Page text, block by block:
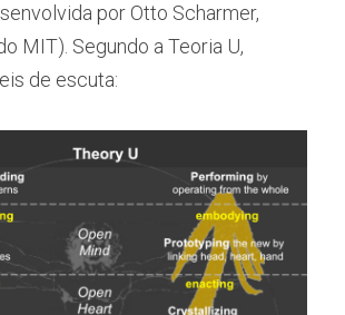
por Otto Scharmer,
MIT). Segundo a Teoria U,
de escuta: